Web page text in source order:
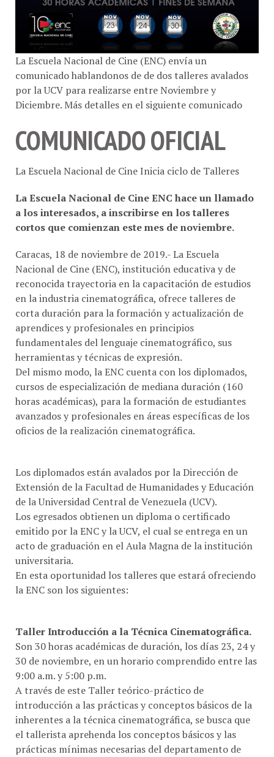
La Escuela Nacional de Cine (ENC) envía un
comunicado hablandonos de de dos talleres avalados
por la UCV para realizarse entre Noviembre y
Diciembre. Más detalles en el siguiente comunicado
COMUNICADO OFICIAL
a los interesados, a inscribirse en los talleres
cortos que comienzan este mes de noviembre.
Nacional de Cine (ENC), institución educativa y de
reconocida trayectoria en la capacitación de estudios
en la industria cinematográfica, ofrece talleres de
corta duración para la formación y actualización de
aprendices y profesionales en principios
fundamentales del lenguaje cinematográfico, sus
herramientas y técnicas de expresión.
Del mismo modo, la ENC cuenta con los diplomados,
cursos de especialización de mediana duración (160
horas académicas), para la formación de estudiantes
avanzados y profesionales en áreas específicas de los
oficios de la realización cinematográfica.
Extensión de la Facultad de Humanidades y Educación
de la Universidad Central de Venezuela (UCV).
Los egresados obtienen un diploma o certificado
emitido por la ENC y la UCV, el cual se entrega en un
acto de graduación en el Aula Magna de la institución
universitaria.
En esta oportunidad los talleres que estará ofreciendo
la ENC son los siguientes:
Son 30 horas académicas de duración, los días 23, 24 y
30 de noviembre, en un horario comprendido entre las
9:00 a.m. y 5:00 p.m.
A través de este Taller teórico-práctico de
introducción a las prácticas y conceptos básicos de la
inherentes a la técnica cinematográfica, se busca que
el tallerista aprehenda los conceptos básicos y las
prácticas mínimas necesarias del departamento de
cinematografía que correspondan al trabajo en un set.